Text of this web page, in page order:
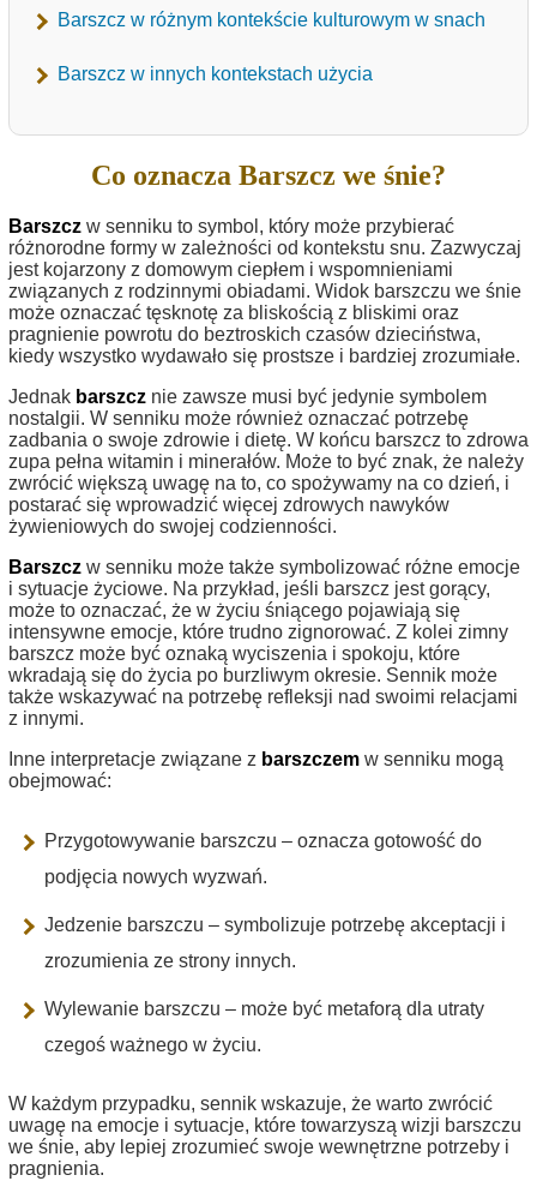
Barszcz w różnym kontekście kulturowym w snach
Barszcz w innych kontekstach użycia
Co oznacza Barszcz we śnie?
Barszcz w senniku to symbol, który może przybierać
różnorodne formy w zależności od kontekstu snu. Zazwyczaj
jest kojarzony z domowym ciepłem i wspomnieniami
związanych z rodzinnymi obiadami. Widok barszczu we śnie
może oznaczać tęsknotę za bliskością z bliskimi oraz
pragnienie powrotu do beztroskich czasów dzieciństwa,
kiedy wszystko wydawało się prostsze i bardziej zrozumiałe.
Jednak barszcz nie zawsze musi być jedynie symbolem
nostalgii. W senniku może również oznaczać potrzebę
zadbania o swoje zdrowie i dietę. W końcu barszcz to zdrowa
zupa pełna witamin i minerałów. Może to być znak, że należy
zwrócić większą uwagę na to, co spożywamy na co dzień, i
postarać się wprowadzić więcej zdrowych nawyków
żywieniowych do swojej codzienności.
Barszcz w senniku może także symbolizować różne emocje
i sytuacje życiowe. Na przykład, jeśli barszcz jest gorący,
może to oznaczać, że w życiu śniącego pojawiają się
intensywne emocje, które trudno zignorować. Z kolei zimny
barszcz może być oznaką wyciszenia i spokoju, które
wkradają się do życia po burzliwym okresie. Sennik może
także wskazywać na potrzebę refleksji nad swoimi relacjami
z innymi.
Inne interpretacje związane z barszczem w senniku mogą
obejmować:
Przygotowywanie barszczu – oznacza gotowość do
podjęcia nowych wyzwań.
Jedzenie barszczu – symbolizuje potrzebę akceptacji i
zrozumienia ze strony innych.
Wylewanie barszczu – może być metaforą dla utraty
czegoś ważnego w życiu.
W każdym przypadku, sennik wskazuje, że warto zwrócić
uwagę na emocje i sytuacje, które towarzyszą wizji barszczu
we śnie, aby lepiej zrozumieć swoje wewnętrzne potrzeby i
pragnienia.